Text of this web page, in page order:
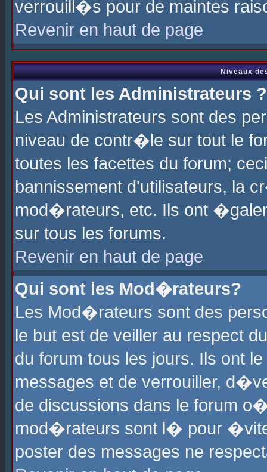
verrouill�s pour de maintes
Revenir en haut de page
Niveaux
Qui sont les Administrateurs ?
Les Administrateurs sont des
niveau de contr�le sur tout le
toutes les facettes du forum;
bannissement d'utilisateurs, la
mod�rateurs, etc. Ils ont
sur tous les forums.
Revenir en haut de page
Qui sont les Mod�rateurs?
Les Mod�rateurs sont des
le but est de veiller au respect
du forum tous les jours. Ils ont
messages et de verrouiller,
de discussions dans le forum
mod�rateurs sont l� pour
poster des messages ne